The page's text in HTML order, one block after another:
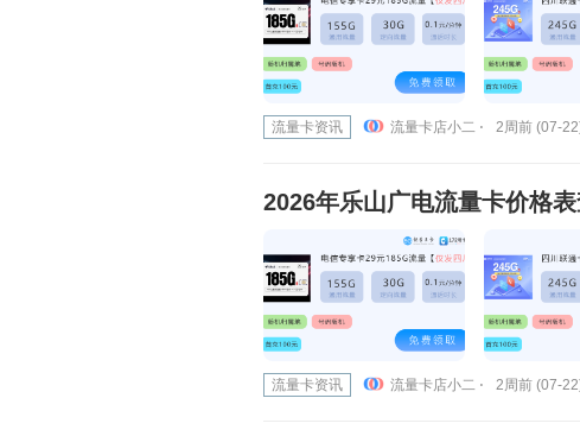
流量卡资讯 流量卡店小二 ⋅ 2周前 (07-
2026年乐山广电流量卡价格
流量卡资讯 流量卡店小二 ⋅ 2周前 (07-